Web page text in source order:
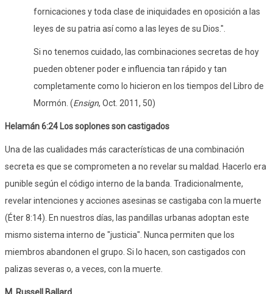
fornicaciones y toda clase de iniquidades en oposición a las
leyes de su patria así como a las leyes de su Dios.".
Si no tenemos cuidado, las combinaciones secretas de hoy
pueden obtener poder e influencia tan rápido y tan
completamente como lo hicieron en los tiempos del Libro de
Mormón. (Ensign, Oct. 2011, 50)
Helamán 6:24 Los soplones son castigados
Una de las cualidades más características de una combinación
secreta es que se comprometen a no revelar su maldad. Hacerlo era
punible según el código interno de la banda. Tradicionalmente,
revelar intenciones y acciones asesinas se castigaba con la muerte
(Éter 8:14). En nuestros días, las pandillas urbanas adoptan este
mismo sistema interno de "justicia". Nunca permiten que los
miembros abandonen el grupo. Si lo hacen, son castigados con
palizas severas o, a veces, con la muerte.
M. Russell Ballard